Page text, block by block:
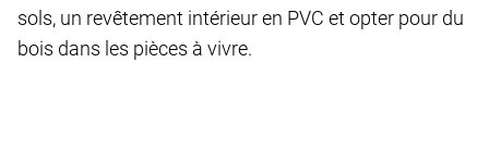
sols, un revêtement intérieur en PVC et opter pour du
bois dans les pièces à vivre.